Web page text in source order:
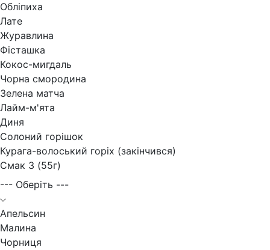
Обліпиха
Лате
Журавлина
Фісташка
Кокос-мигдаль
Чорна смородина
Зелена матча
Лайм-м'ята
Диня
Солоний горішок
Курага-волоський горіх (закінчився)
Смак 3 (55г)
--- Оберіть ---
Апельсин
Малина
Чорниця